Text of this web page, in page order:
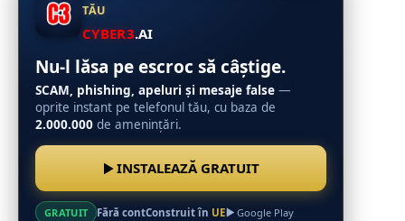
TĂU
CYBER3.AI
Nu-l lăsa pe escroc să câștige.
SCAM, phishing, apeluri și mesaje false —
oprite instant pe telefonul tău, cu baza de
2.000.000 de amenințări.
INSTALEAZĂ GRATUIT
GRATUIT Fără contConstruit în UE Google Play